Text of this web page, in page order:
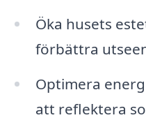
Öka husets
förbättra
Optimera
att reflektera